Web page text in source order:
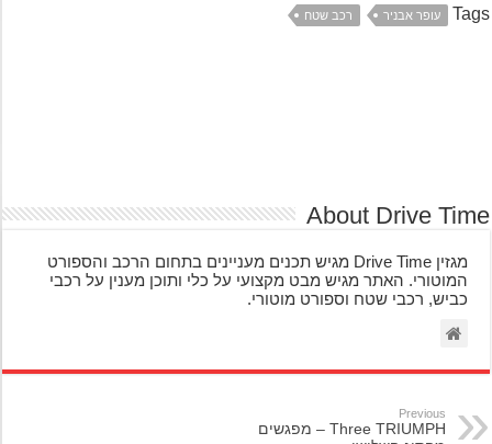
עופר אבניר רכב שטח
About Drive
מגזין Drive Time מגיש תכנים מעניינים בתחום הרכב והספורט
המוטורי. האתר מגיש מבט מקצועי על כלי ותוכן מענין על רכבי
כביש, רכבי שטח וספורט מוטורי.
Previous
Three TRIUMPH – מפגשים